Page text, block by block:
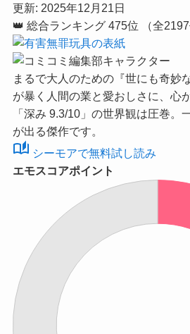
更新: 2025年12月21日
👑 総合ランキング 475位 （全
まるで大人のための『世にも奇妙
が暴く人間の業と愛おしさに、心
「深み 9.3/10」 の世界観は圧巻。
が出る傑作です。
auto_stories シーモアで無料試し読み
エモスコアポイント